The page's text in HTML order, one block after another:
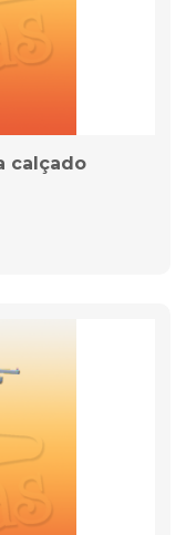
calçado